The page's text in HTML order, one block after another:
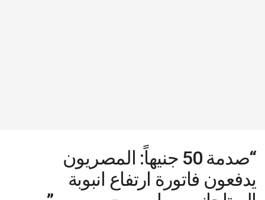
“صدمة 50 جنيهاً: المصريون
يدفعون فاتورة ارتفاع انبوبة